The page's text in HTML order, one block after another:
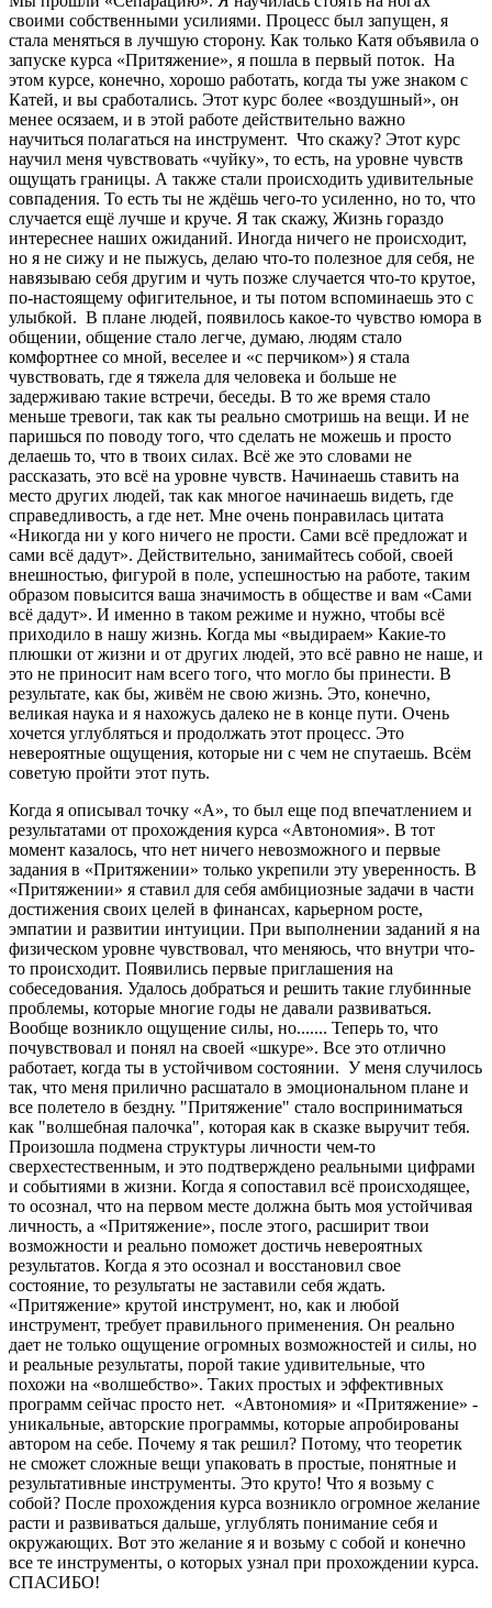
своими собственными усилиями. Процесс был запущен, я
стала меняться в лучшую сторону. Как только Катя объявила о
запуске курса «Притяжение», я пошла в первый поток. На
этом курсе, конечно, хорошо работать, когда ты уже знаком с
Катей, и вы сработались. Этот курс более «воздушный», он
менее осязаем, и в этой работе действительно важно
научиться полагаться на инструмент. Что скажу? Этот курс
научил меня чувствовать «чуйку», то есть, на уровне чувств
ощущать границы. А также стали происходить удивительные
совпадения. То есть ты не ждёшь чего-то усиленно, но то, что
случается ещё лучше и круче. Я так скажу, Жизнь гораздо
интереснее наших ожиданий. Иногда ничего не происходит,
но я не сижу и не пыжусь, делаю что-то полезное для себя, не
навязываю себя другим и чуть позже случается что-то крутое,
по-настоящему офигительное, и ты потом вспоминаешь это с
улыбкой. В плане людей, появилось какое-то чувство юмора в
общении, общение стало легче, думаю, людям стало
комфортнее со мной, веселее и «с перчиком») я стала
чувствовать, где я тяжела для человека и больше не
задерживаю такие встречи, беседы. В то же время стало
меньше тревоги, так как ты реально смотришь на вещи. И не
паришься по поводу того, что сделать не можешь и просто
делаешь то, что в твоих силах. Всё же это словами не
рассказать, это всё на уровне чувств. Начинаешь ставить на
место других людей, так как многое начинаешь видеть, где
справедливость, а где нет. Мне очень понравилась цитата
«Никогда ни у кого ничего не прости. Сами всё предложат и
сами всё дадут». Действительно, занимайтесь собой, своей
внешностью, фигурой в поле, успешностью на работе, таким
образом повысится ваша значимость в обществе и вам «Сами
всё дадут». И именно в таком режиме и нужно, чтобы всё
приходило в нашу жизнь. Когда мы «выдираем» Какие-то
плюшки от жизни и от других людей, это всё равно не наше, и
это не приносит нам всего того, что могло бы принести. В
результате, как бы, живём не свою жизнь. Это, конечно,
великая наука и я нахожусь далеко не в конце пути. Очень
хочется углубляться и продолжать этот процесс. Это
невероятные ощущения, которые ни с чем не спутаешь. Всём
советую пройти этот путь.
Когда я описывал точку «А», то был еще под впечатлением и
результатами от прохождения курса «Автономия». В тот
момент казалось, что нет ничего невозможного и первые
задания в «Притяжении» только укрепили эту уверенность. В
«Притяжении» я ставил для себя амбициозные задачи в части
достижения своих целей в финансах, карьерном росте,
эмпатии и развитии интуиции. При выполнении заданий я на
физическом уровне чувствовал, что меняюсь, что внутри что-
то происходит. Появились первые приглашения на
собеседования. Удалось добраться и решить такие глубинные
проблемы, которые многие годы не давали развиваться.
Вообще возникло ощущение силы, но....... Теперь то, что
почувствовал и понял на своей «шкуре». Все это отлично
работает, когда ты в устойчивом состоянии. У меня случилось
так, что меня прилично расшатало в эмоциональном плане и
все полетело в бездну. "Притяжение" стало восприниматься
как "волшебная палочка", которая как в сказке выручит тебя.
Произошла подмена структуры личности чем-то
сверхестественным, и это подтверждено реальными цифрами
и событиями в жизни. Когда я сопоставил всё происходящее,
то осознал, что на первом месте должна быть моя устойчивая
личность, а «Притяжение», после этого, расширит твои
возможности и реально поможет достичь невероятных
результатов. Когда я это осознал и восстановил свое
состояние, то результаты не заставили себя ждать.
«Притяжение» крутой инструмент, но, как и любой
инструмент, требует правильного применения. Он реально
дает не только ощущение огромных возможностей и силы, но
и реальные результаты, порой такие удивительные, что
похожи на «волшебство». Таких простых и эффективных
программ сейчас просто нет. «Автономия» и «Притяжение» -
уникальные, авторские программы, которые апробированы
автором на себе. Почему я так решил? Потому, что теоретик
не сможет сложные вещи упаковать в простые, понятные и
результативные инструменты. Это круто! Что я возьму с
собой? После прохождения курса возникло огромное желание
расти и развиваться дальше, углублять понимание себя и
окружающих. Вот это желание я и возьму с собой и конечно
все те инструменты, о которых узнал при прохождении курса.
СПАСИБО!